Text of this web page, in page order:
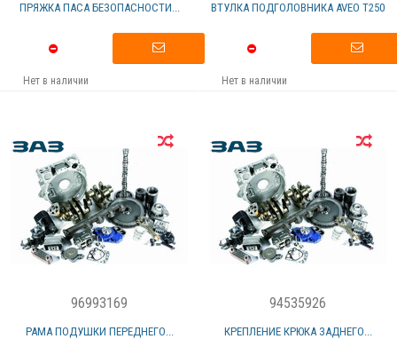
ПРЯЖКА ПАСА БЕЗОПАСНОСТИ...
Нет в наличии
ВТУЛКА ПОДГОЛОВНИКА AVEO T250
Нет в наличии
96993169
РАМА ПОДУШКИ ПЕРЕДНЕГО...
94535926
КРЕПЛЕНИЕ КРЮКА ЗАДНЕГО...